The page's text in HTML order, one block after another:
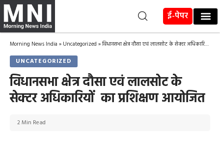
ई-पेपर
Morning News India » Uncategorized »विधानसभा क्षेत्र दौसा एवं लालसोट के सेक्टर अधिकारियों का प्रशिक्षण आयोजित
UNCATEGORIZED
विधानसभा क्षेत्र दौसा एवं लालसोट के
सेक्टर अधिकारियों का प्रशिक्षण आयोजित
2 Min Read